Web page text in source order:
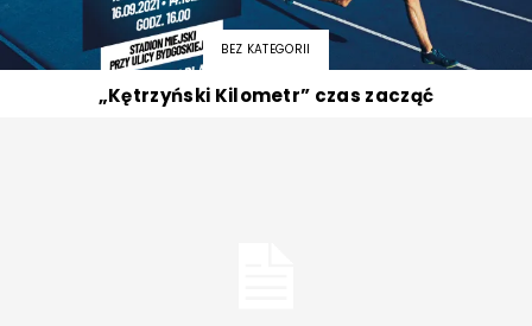
BEZ KATEGORII
„Kętrzyński Kilometr” czas zacząć